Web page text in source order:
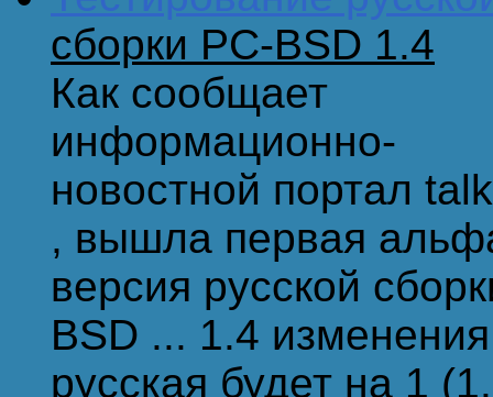
сборки PC-BSD 1.4
Как сообщает
информационно-
новостной портал
, вышла первая
версия русской
BSD ... 1.4
русская будет на 1